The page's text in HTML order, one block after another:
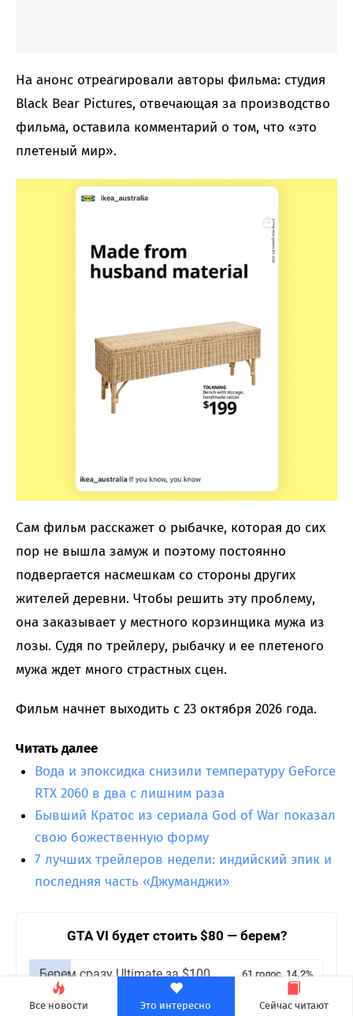
Все новости Это интересно Сейчас читают
На анонс отреагировали авторы фильма: студия
Black Bear Pictures, отвечающая за производство
фильма, оставила комментарий о том, что «это
плетеный мир».
Сам фильм расскажет о рыбачке, которая до сих
пор не вышла замуж и поэтому постоянно
подвергается насмешкам со стороны других
жителей деревни. Чтобы решить эту проблему,
она заказывает у местного корзинщика мужа из
лозы. Судя по трейлеру, рыбачку и ее плетеного
мужа ждет много страстных сцен.
Фильм начнет выходить с 23 октября 2026 года.
Читать далее
Вода и эпоксидка снизили температуру GeForce
RTX 2060 в два с лишним раза
Бывший Кратос из сериала God of War показал
свою божественную форму
7 лучших трейлеров недели: индийский эпик и
последняя часть «Джуманджи»
GTA VI будет стоить $80 — берем?
Берем сразу Ultimate за $100 61 голос, 14.2%
Берем базовое издание 65 голосов, 15.1%